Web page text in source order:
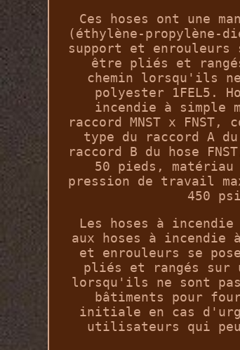
Ces hoses ont une
(éthylène-propylène-
support et
être pliés et
chemin lorsqu'ils
polyester 1FEL5.
incendie à simple
raccord MNST x
type du raccord A
raccord B du hose
50 pieds, matériau
pression de travail
450
Les hoses à
aux hoses à incendie
et enrouleurs se
pliés et rangés sur
lorsqu'ils ne sont pas
bâtiments pour
initiale en cas
utilisateurs qui